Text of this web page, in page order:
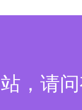
，请